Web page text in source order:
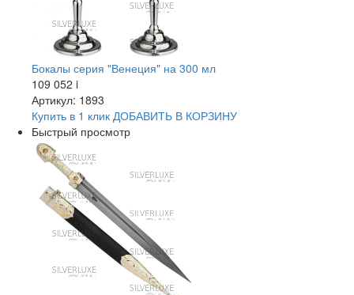
Бокалы серия "Венеция" на 300 мл
109 052 i
Артикул: 1893
Купить в 1 клик ДОБАВИТЬ В КОРЗИНУ
Быстрый просмотр